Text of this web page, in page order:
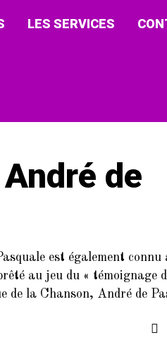
LES SERVICES
de
est également connu
au jeu du « témoignage
la Chanson, André de